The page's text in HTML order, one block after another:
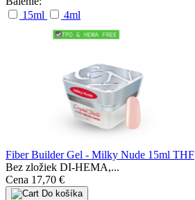
15ml
4ml
Fiber Builder Gel - Milky Nude 15ml THF
Bez zložiek DI-HEMA,...
Cena 17,70 €
Do košíka